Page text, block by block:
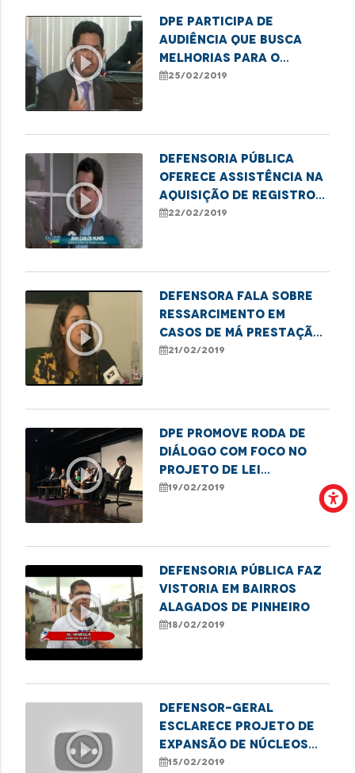
play_circle_outline
DPE participa de
audiência que busca
melhorias para o
Hospital da Criança
25/02/2019
play_circle_outline
Defensoria Pública
oferece assistência na
aquisição de registro
civil
22/02/2019
play_circle_outline
Defensora fala sobre
ressarcimento em
casos de má prestação
de serviços públicos
21/02/2019
play_circle_outline
DPE promove roda de
diálogo com foco no
projeto de lei
Anticrime
19/02/2019
play_circle_outline
Defensoria Pública faz
vistoria em bairros
alagados de Pinheiro
18/02/2019
play_circle_outline
Defensor-geral
esclarece projeto de
expansão de núcleos
ecológicos e
15/02/2019